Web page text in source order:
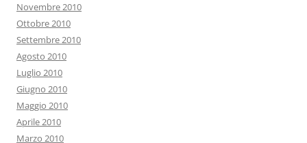
Novembre 2010
Ottobre 2010
Settembre 2010
Agosto 2010
Luglio 2010
Giugno 2010
Maggio 2010
Aprile 2010
Marzo 2010